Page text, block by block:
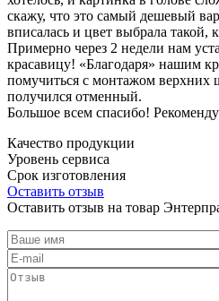
скажу, что это самый дешевый
вписалась и цвет выбрала такой,
Примерно через 2 недели нам
красавицу! «Благодаря» нашим
помучиться с монтажом верхних
получился отменный.
Большое всем спасибо!
Качество продукции
Уровень сервиса
Срок изготовления
Оставить отзыв
Оставить отзыв на товар